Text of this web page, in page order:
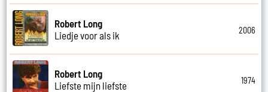
Robert Long
Liedje voor als ik
2006
Robert Long
Liefste mijn liefste
1974